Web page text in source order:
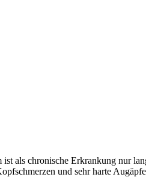
als chronische Erkrankung nur
und sehr harte